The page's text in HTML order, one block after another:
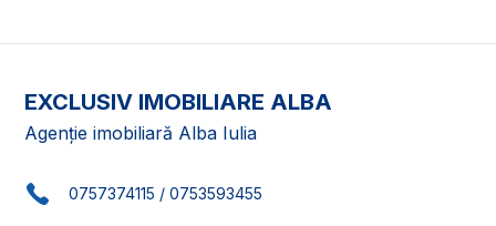
EXCLUSIV IMOBILIARE ALBA
Agenție imobiliară Alba Iulia
0757374115 / 0753593455